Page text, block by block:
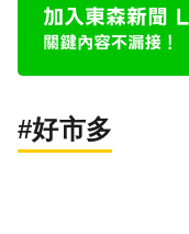
#好市多